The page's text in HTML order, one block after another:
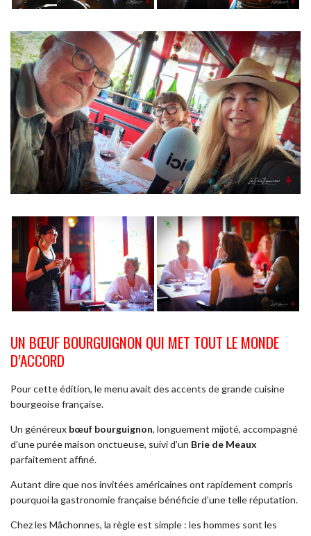
UN BŒUF BOURGUIGNON QUI MET TOUT LE MONDE
D’ACCORD
Pour cette édition, le menu avait des accents de grande cuisine
bourgeoise française.
Un généreux bœuf bourguignon, longuement mijoté, accompagné
d’une purée maison onctueuse, suivi d’un Brie de Meaux
parfaitement affiné.
Autant dire que nos invitées américaines ont rapidement compris
pourquoi la gastronomie française bénéficie d’une telle réputation.
Chez les Mâchonnes, la règle est simple : les hommes sont les